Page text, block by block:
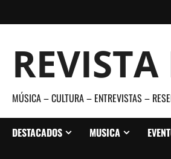
al
MÚSICA – CULTURA – ENTREVISTAS –
DESTACADOS MUSICA